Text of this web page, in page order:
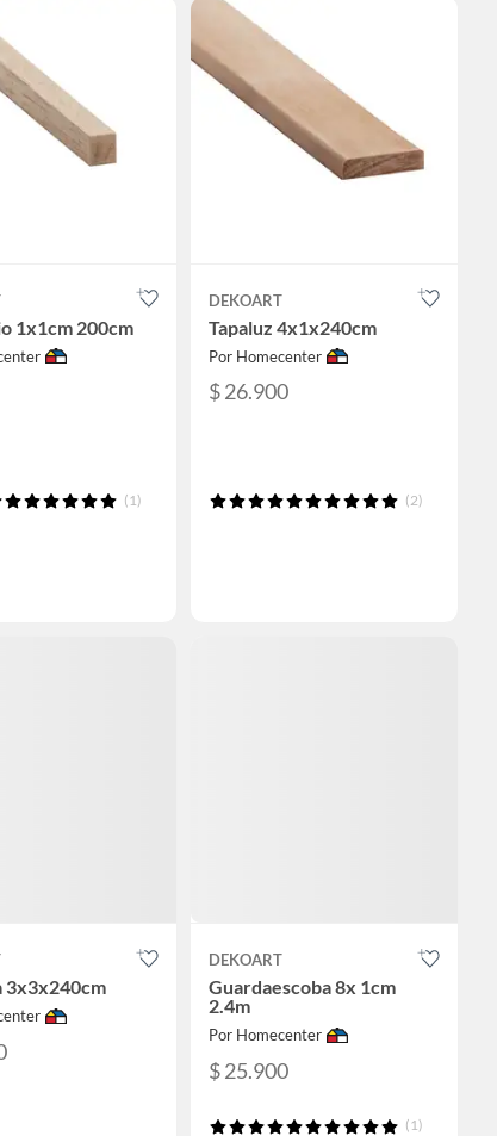
1x1cm 200cm
(1)
DEKOART
Tapaluz 4x1x240cm
Por Homecenter
$ 26.900
(2)
3x3x240cm
DEKOART
Guardaescoba 8x 1cm
2.4m
Por Homecenter
$ 25.900
(1)